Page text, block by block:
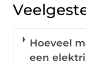
Hoeveel
een